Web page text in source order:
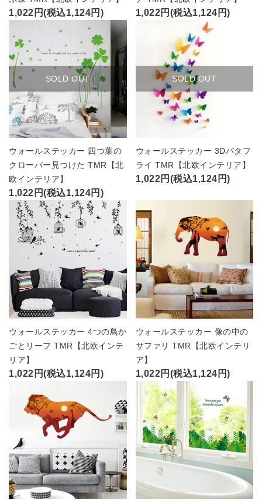
1,022円(税込1,124円) 1,022円(税込1,124円)
SOLD OUT
ウォールステッカー 四つ葉の
クローバー見つけた TMR【北
欧インテリア】
1,022円(税込1,124円)
SOLD OUT
ウォールステッカー 3Dバタフ
ライ TMR【北欧インテリア】
1,022円(税込1,124円)
ウォールステッカー 4つの鳥か
ごとリーフ TMR【北欧インテ
リア】
1,022円(税込1,124円)
ウォールステッカー 像の中の
サファリ TMR【北欧インテリ
ア】
1,022円(税込1,124円)